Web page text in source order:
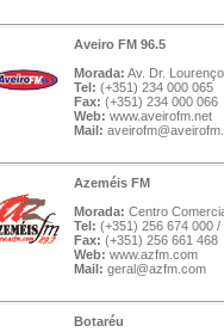
Aveiro FM 96.5
Morada: Av. Dr.
Tel: (+351) 234 000 065
Fax: (+351) 234 000 066
Web: www.aveirofm.net
Mail:
Azeméis FM
Morada: Centro
Tel: (+351) 256 674 000
Fax: (+351) 256 661 468
Web: www.azfm.com
Mail: geral@azfm.com
Botaréu